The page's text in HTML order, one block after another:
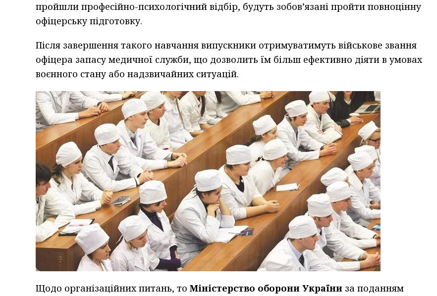
пройшли професійно-психологічний відбір, будуть зобов’язані пройти повноцінну
офіцерську підготовку.
Після завершення такого навчання випускники отримуватимуть військове звання
офіцера запасу медичної служби, що дозволить їм більш ефективно діяти в умовах
воєнного стану або надзвичайних ситуацій.
Щодо організаційних питань, то Міністерство оборони України за поданням